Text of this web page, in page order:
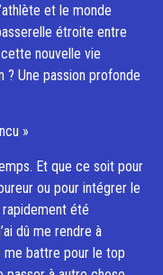
et le monde
étroite entre
nouvelle vie
? Une passion profonde
»
Et que ce soit pour
ou pour intégrer le
rapidement été
dû me rendre à
me battre pour le top